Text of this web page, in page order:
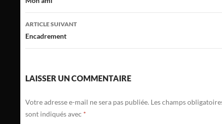
articles
ARTICLE SUIVANT
Encadrement
LAISSER UN COMMENTAIRE
Votre adresse e-mail ne sera pas publiée. Les champs
sont indiqués avec *